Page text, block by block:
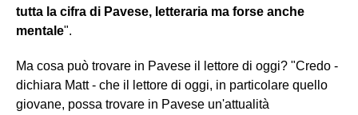
tutta la cifra di Pavese, letteraria ma forse anche
mentale".
Ma cosa può trovare in Pavese il lettore di oggi? "Credo -
dichiara Matt - che il lettore di oggi, in particolare quello
giovane, possa trovare in Pavese un'attualità